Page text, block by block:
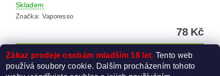
Skladem
Značka: Vaporesso
78 Kč
Zákaz prodeje osobám mladším 18 let. Tento web
používá soubory cookie. Dalším procházením tohoto